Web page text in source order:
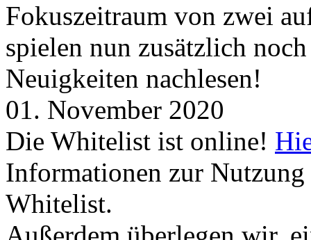
Fokuszeitraum von zwei
spielen nun zusätzlich
Neuigkeiten nachlesen!
01. November 2020
Die Whitelist ist online!
Informationen zur
Whitelist.